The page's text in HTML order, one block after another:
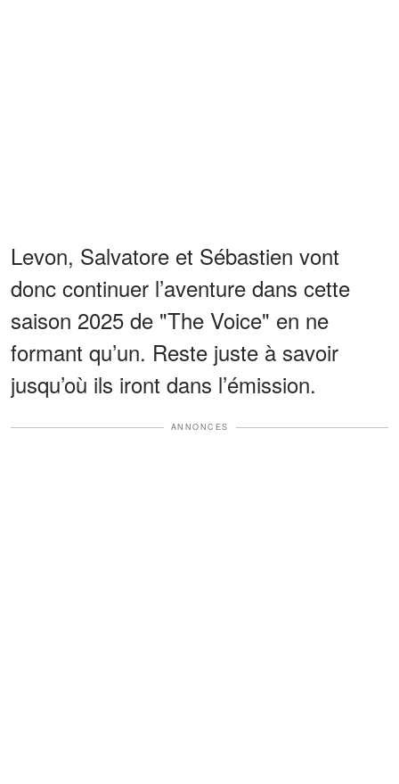
Levon, Salvatore et Sébastien vont
donc continuer l’aventure dans cette
saison 2025 de "The Voice" en ne
formant qu’un. Reste juste à savoir
jusqu’où ils iront dans l’émission.
ANNONCES